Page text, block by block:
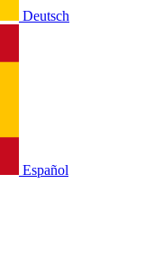
Deutsch
Español